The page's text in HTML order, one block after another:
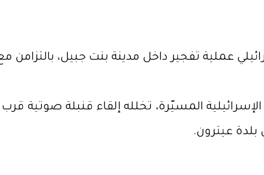
عملية تفجير داخل مدينة بنت جبيل، بالتزامن
المسيّرة، تخلله إلقاء قنبلة صوتية
عيترون.